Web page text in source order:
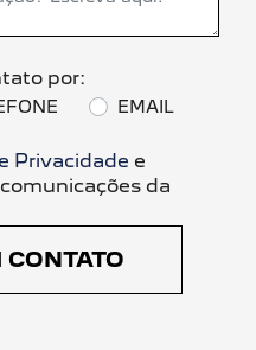
por:
EMAIL
Privacidade e
da